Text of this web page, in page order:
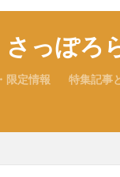
さっぽろ
限定情報 特集記事